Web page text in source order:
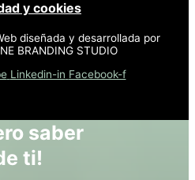
y cookies
diseñada y desarrollada por
BRANDING STUDIO
Linkedin-in Facebook-f
saber
ti!